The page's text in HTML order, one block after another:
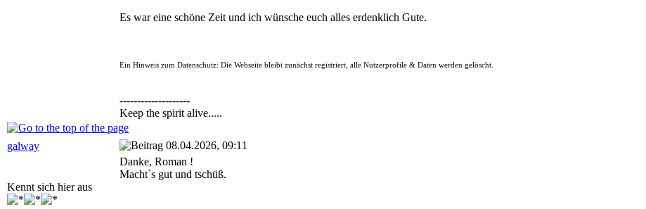
Es war eine schöne Zeit und ich wünsche euch alles erdenklich Gute.
Ein Hinweis zum Datenschutz: Die Webseite bleibt zunächst registriert, alle Nutzerprofile & Daten werden gelöscht.
--------------------
Keep the spirit alive.....
galway 08.04.2026, 09:11
Kennt sich hier aus
Danke, Roman !
Macht`s gut und tschüß.